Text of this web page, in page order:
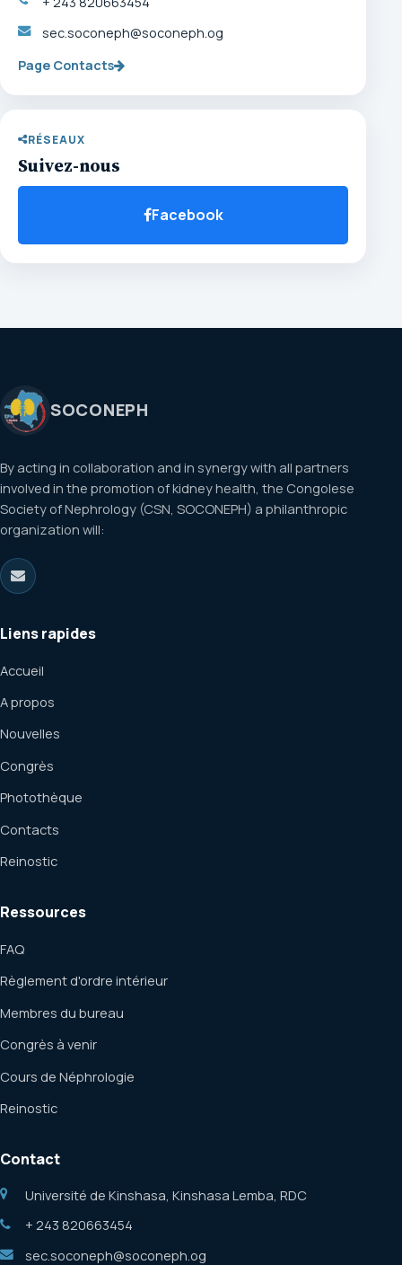
sec.soconeph@soconeph.og
Page Contacts
RÉSEAUX
Suivez-nous
Facebook
SOCONEPH
By acting in collaboration and in synergy with all partners
involved in the promotion of kidney health, the Congolese
Society of Nephrology (CSN, SOCONEPH) a philanthropic
organization will:
Liens rapides
Accueil
A propos
Nouvelles
Congrès
Photothèque
Contacts
Reinostic
Ressources
FAQ
Règlement d'ordre intérieur
Membres du bureau
Congrès à venir
Cours de Néphrologie
Reinostic
Contact
Université de Kinshasa, Kinshasa Lemba, RDC
+ 243 820663454
sec.soconeph@soconeph.og